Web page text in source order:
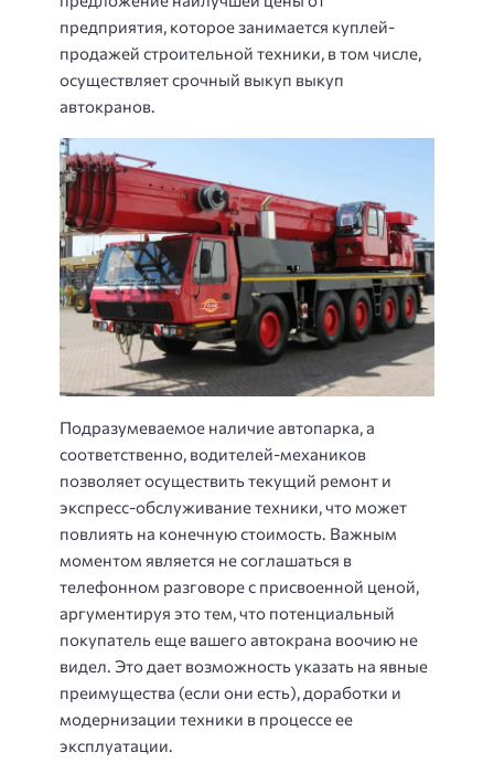
предприятия, которое занимается куплей-
продажей строительной техники, в том числе,
осуществляет срочный выкуп выкуп
автокранов.
Подразумеваемое наличие автопарка, а
соответственно, водителей-механиков
позволяет осуществить текущий ремонт и
экспресс-обслуживание техники, что может
повлиять на конечную стоимость. Важным
моментом является не соглашаться в
телефонном разговоре с присвоенной ценой,
аргументируя это тем, что потенциальный
покупатель еще вашего автокрана воочию не
видел. Это дает возможность указать на явные
преимущества (если они есть), доработки и
модернизации техники в процессе ее
эксплуатации.